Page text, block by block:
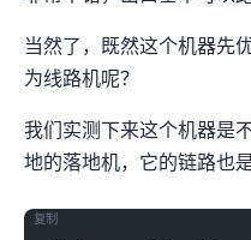
当然了，既然这个机器先
为HK线路机呢？
我们实测下来这个机器是不
地的落地机，它的链路也
复制